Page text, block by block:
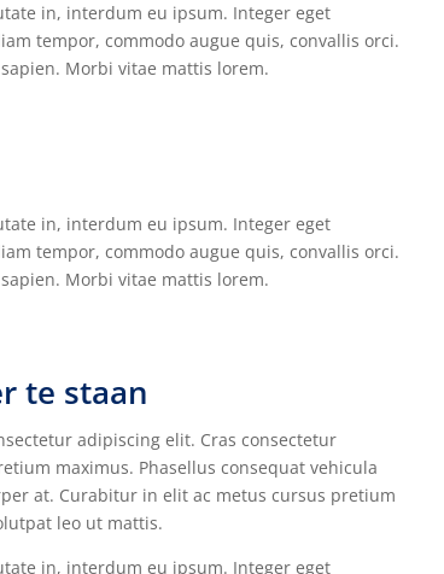
in, interdum eu ipsum. Integer eget
tempor, commodo augue quis, convallis orci.
Morbi vitae mattis lorem.
in, interdum eu ipsum. Integer eget
tempor, commodo augue quis, convallis orci.
Morbi vitae mattis lorem.
te staan
adipiscing elit. Cras consectetur
maximus. Phasellus consequat vehicula
at. Curabitur in elit ac metus cursus pretium
leo ut mattis.
in, interdum eu ipsum. Integer eget